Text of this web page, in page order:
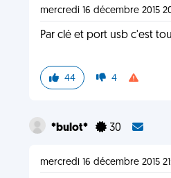
mercredi 16 décembre 2015
Par clé et port usb c'est
44 4
*bulot* 30
mercredi 16 décembre 2015